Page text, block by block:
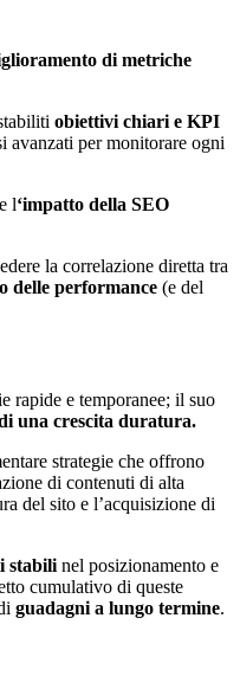
di metriche
obiettivi chiari e KPI
avanzati per monitorare ogni
l‘impatto della SEO
la correlazione diretta tra
delle performance (e del
rapide e temporanee; il suo
una crescita duratura.
strategie che offrono
di contenuti di alta
del sito e l’acquisizione di
stabili nel posizionamento e
cumulativo di queste
guadagni a lungo termine.